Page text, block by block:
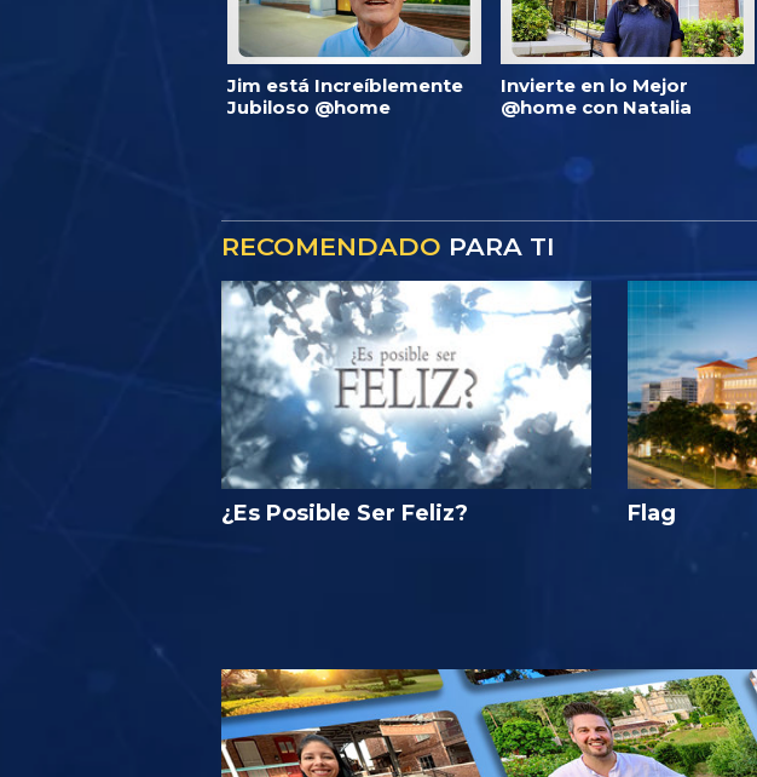
Jim está Increíblemente
Jubiloso @home
Invierte en lo Mejor
@home con Natalia
RECOMENDADO PARA TI
¿Es Posible Ser Feliz? Flag